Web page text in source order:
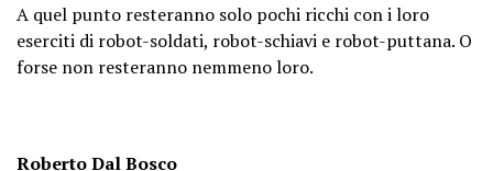
A quel punto resteranno solo pochi ricchi con i loro
eserciti di robot-soldati, robot-schiavi e robot-puttana. O
forse non resteranno nemmeno loro.
Roberto Dal Bosco